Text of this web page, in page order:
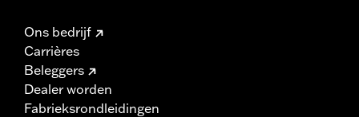
Ons bedrijf
Carrières
Beleggers
Dealer worden
Fabrieksrondleidingen